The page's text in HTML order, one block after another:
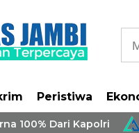
Peristiwa
Dari Kapolri